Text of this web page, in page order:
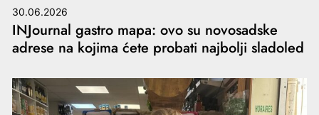
30.06.2026
INJournal gastro mapa: ovo su novosadske
adrese na kojima ćete probati najbolji sladoled